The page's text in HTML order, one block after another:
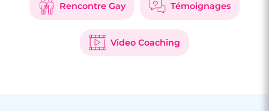
Rencontre Gay Témoignages
Video Coaching